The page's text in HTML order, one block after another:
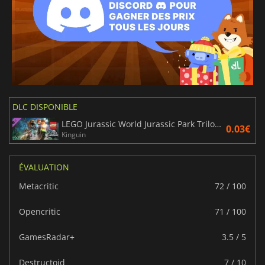
DLC DISPONIBLE
LEGO Jurassic World Jurassic Park Trilogy DLC Pack 2
Kinguin 0.03€
ÉVALUATION
Metacritic
72 / 100
Opencritic 71 / 100
GamesRadar+ 3.5 / 5
Destructoid 7 / 10